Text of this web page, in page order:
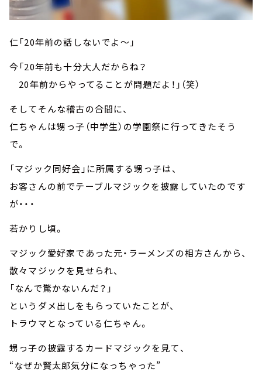
仁「20年前の話しないでよ～」
今「20年前も十分大人だからね？
20年前からやってることが問題だよ！」（笑）
そしてそんな稽古の合間に、
仁ちゃんは甥っ子（中学生）の学園祭に行ってきたそう
で。
「マジック同好会」に所属する甥っ子は、
お客さんの前でテーブルマジックを披露していたのです
が・・・
若かりし頃。
マジック愛好家であった元・ラーメンズの相方さんから、
散々マジックを見せられ、
「なんで驚かないんだ？」
というダメ出しをもらっていたことが、
トラウマとなっている仁ちゃん。
甥っ子の披露するカードマジックを見て、
“なぜか賢太郎気分になっちゃった”